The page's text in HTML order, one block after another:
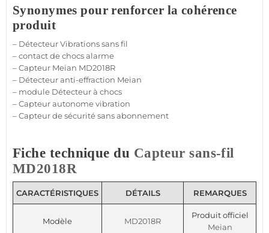
Synonymes pour renforcer la cohérence
produit
– DétecteurVibrationssans fil
–contactde chocsalarme
–Capteur Meian MD2018R
– Détecteuranti-effraction Meian
– module Détecteurà chocs
–Capteurautonome vibration
–Capteurdesécuritésans abonnement
Fiche technique du Capteur sans-fil
MD2018R
CARACTÉRISTIQUES DÉTAILS REMARQUES
Modèle MD2018R
Produit officiel
Meian